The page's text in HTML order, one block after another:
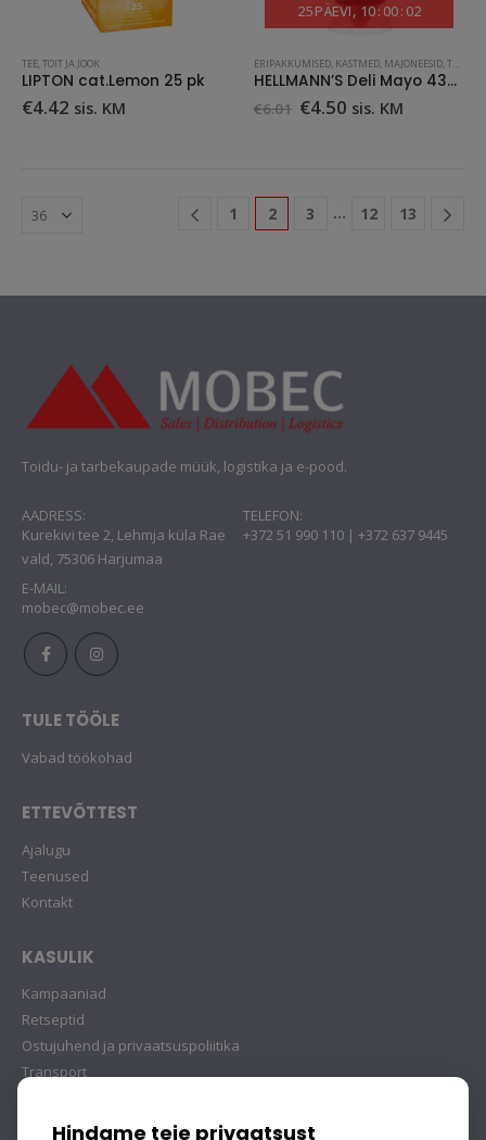
TEE,TOIT JA JOOK
LIPTON cat.Lemon 25 pk
€4.42 sis. KM
25PÄEVI 10: 00: 01
ERIPAKKUMISED, KASTMED, MAJONEESID,TOIT JA JOOK
HELLMANN’S Deli Mayo 430ml
€6.01 Algne
€4.50Praegune
sis. KM
1 2 3 … 12 13
Toidu- ja tarbekaupade müük, logistika ja e-pood.
AADRESS:
Kurekivi tee 2, Lehmja küla Rae
vald, 75306 Harjumaa
TELEFON:
+372 51 990 110 | +372 637 9445
E-MAIL:
mobec@mobec.ee
TULE TÖÖLE
Vabad töökohad
ETTEVÕTTEST
Ajalugu
Teenused
Kontakt
KASULIK
Kampaaniad
Retseptid
Ostujuhend ja privaatsuspoliitika
Transport
Hindame teie privaatsust